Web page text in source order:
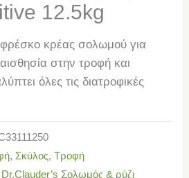
12.5kg
κρέας σολωμού για
στην τροφή και
όλες τις διατροφικές
, Σκύλος,Τροφή
Dr.Clauder’s Σολωμός & ρύζι